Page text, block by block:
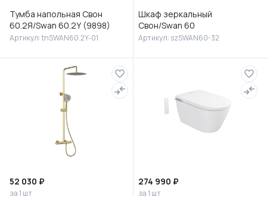
Тумба напольная Свон
60.2Я/Swan 60.2Y (9898)
Артикул: tnSWAN60.2Y-01
Шкаф зеркальный
Свон/Swan 60
Артикул: szSWAN60-32
52 030 ₽
за 1 шт
274 990 ₽
за 1 шт